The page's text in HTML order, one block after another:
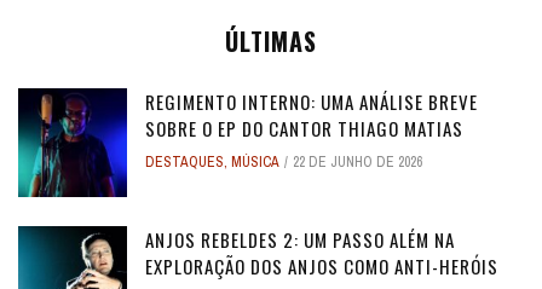
ÚLTIMAS
REGIMENTO INTERNO: UMA ANÁLISE BREVE
SOBRE O EP DO CANTOR THIAGO MATIAS
DESTAQUES, MÚSICA 22 DE JUNHO DE 2026
ANJOS REBELDES 2: UM PASSO ALÉM NA
EXPLORAÇÃO DOS ANJOS COMO ANTI-HERÓIS